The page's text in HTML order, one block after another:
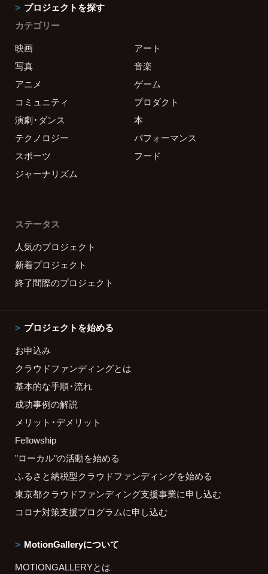
プロジェクトを探す
カテゴリー
映画
アート
写真
音楽
アニメ
ゲーム
コミュニティ
プロダクト
演劇・ダンス
本
テクノロジー
パフォーマンス
スポーツ
フード
ジャーナリズム
ステータス
人気のプロジェクト
新着プロジェクト
終了間際のプロジェクト
プロジェクトを始める
お申込み
クラウドファンディングとは
基本的な手順・流れ
成功事例の解説
メリット・デメリット
Fellowship
"ローカル"の活動を始める
ふるさと納税型クラウドファンディングを始める
東京都クラウドファンディング支援事業に申し込む
コロナ対策支援プログラムに申し込む
MotionGalleryについて
MOTIONGALLERYとは